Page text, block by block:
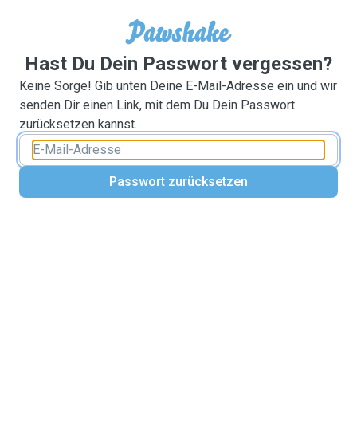
Hast Du Dein Passwort vergessen?
Keine Sorge! Gib unten Deine E-Mail-Adresse ein und wir
senden Dir einen Link, mit dem Du Dein Passwort
zurücksetzen kannst.
Passwort zurücksetzen